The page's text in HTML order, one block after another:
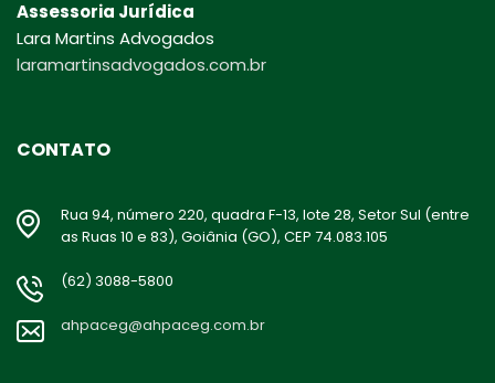
Assessoria Jurídica
Lara Martins Advogados
laramartinsadvogados.com.br
CONTATO
Rua 94, número 220, quadra F-13, lote 28, Setor Sul (entre
as Ruas 10 e 83), Goiânia (GO), CEP 74.083.105
(62) 3088-5800
ahpaceg@ahpaceg.com.br